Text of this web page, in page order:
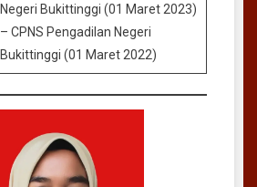
Negeri Bukittinggi (01 Maret 2023)
– CPNS Pengadilan Negeri
Bukittinggi (01 Maret 2022)